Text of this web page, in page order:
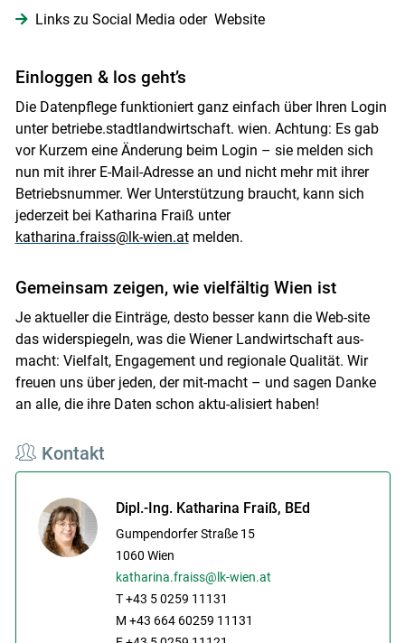
Links zu Social Media oder Website
Einloggen & los geht’s
Die Datenpflege funktioniert ganz einfach über Ihren Login
unter betriebe.stadtlandwirtschaft. wien. Achtung: Es gab
vor Kurzem eine Änderung beim Login – sie melden sich
nun mit ihrer E-Mail-Adresse an und nicht mehr mit ihrer
Betriebsnummer. Wer Unterstützung braucht, kann sich
jederzeit bei Katharina Fraiß unter
katharina.fraiss@lk-wien.atmelden.
Gemeinsam zeigen, wie vielfältig Wien ist
Je aktueller die Einträge, desto besser kann die Web-site
das widerspiegeln, was die Wiener Landwirtschaft aus-
macht: Vielfalt, Engagement und regionale Qualität. Wir
freuen uns über jeden, der mit-macht – und sagen Danke
an alle, die ihre Daten schon aktu-alisiert haben!
Kontakt
Dipl.-Ing. Katharina Fraiß, BEd
Gumpendorfer Straße 15
1060 Wien
katharina.fraiss@lk-wien.at
T +43 5 0259 11131
M +43 664 60259 11131